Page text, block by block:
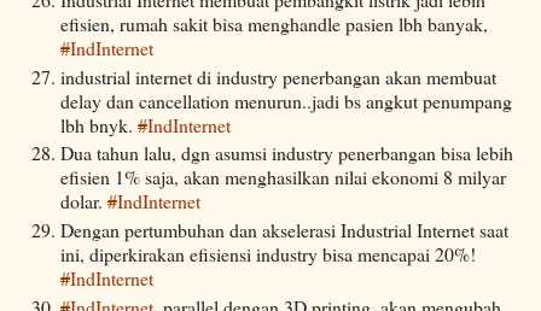
efisien, rumah sakit bisa menghandle pasien lbh banyak,
#IndInternet
industrial internet di industry penerbangan akan membuat
delay dan cancellation menurun..jadi bs angkut penumpang
lbh bnyk. #IndInternet
Dua tahun lalu, dgn asumsi industry penerbangan bisa lebih
efisien 1% saja, akan menghasilkan nilai ekonomi 8 milyar
dolar. #IndInternet
Dengan pertumbuhan dan akselerasi Industrial Internet saat
ini, diperkirakan efisiensi industry bisa mencapai 20%!
#IndInternet